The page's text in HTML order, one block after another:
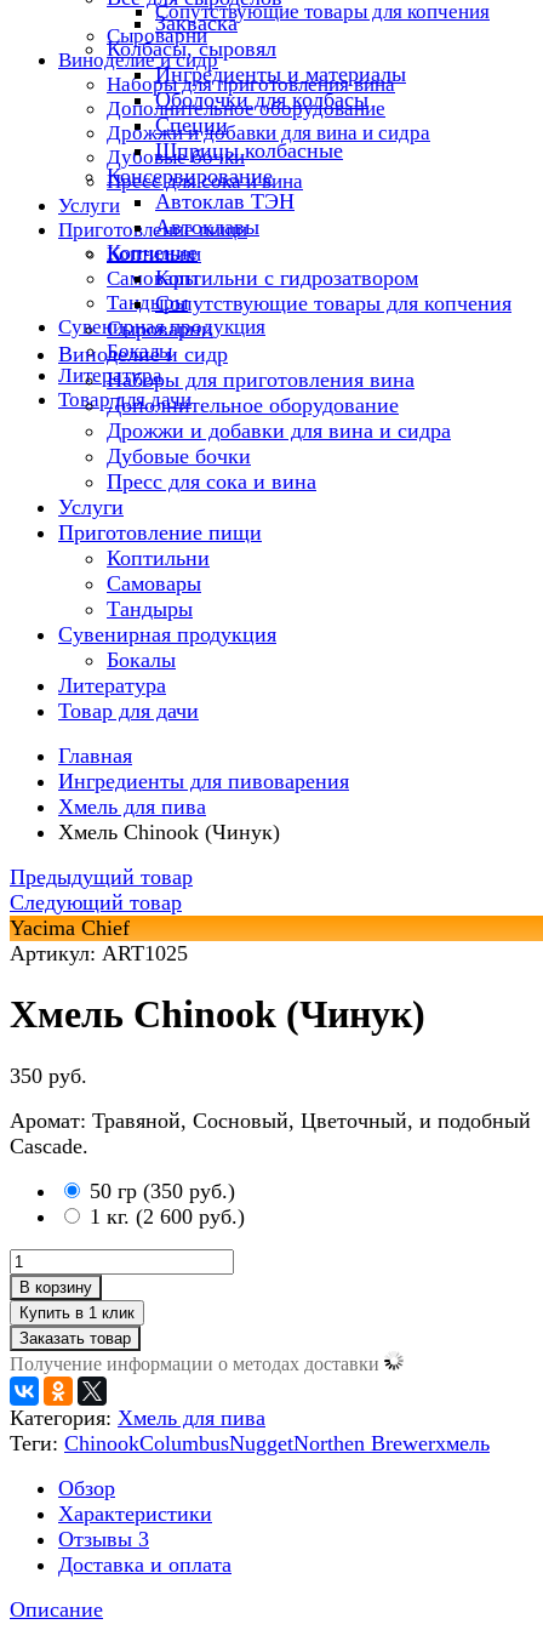
Сопутствующие товары для копчения
Сыроварни
Виноделие и сидр
Наборы для приготовления вина
Дополнительное оборудование
Дрожжи и добавки для вина и сидра
Дубовые бочки
Пресс для сока и вина
Услуги
Приготовление пищи
Коптильни
Самовары
Тандыры
Сувенирная продукция
Бокалы
Литература
Товар для дачи
Закваска
Колбасы, сыровял
Ингредиенты и материалы
Оболочки для колбасы
Специи
Шприцы колбасные
Консервирование
Автоклав ТЭН
Автоклавы
Копчение
Коптильни с гидрозатвором
Сопутствующие товары для копчения
Сыроварни
Виноделие и сидр
Наборы для приготовления вина
Дополнительное оборудование
Дрожжи и добавки для вина и сидра
Дубовые бочки
Пресс для сока и вина
Услуги
Приготовление пищи
Коптильни
Самовары
Тандыры
Сувенирная продукция
Бокалы
Литература
Товар для дачи
Главная
Ингредиенты для пивоварения
Хмель для пива
Хмель Chinook (Чинук)
Предыдущий товар
Следующий товар
Yacima Chief
Артикул: ART1025
Хмель Chinook (Чинук)
350 руб.
Аромат: Травяной, Сосновый, Цветочный, и подобный
Cascade.
50 гр (350 руб.)
1 кг. (2 600 руб.)
В корзину
Заказать товар
Получение информации о методах доставки
Категория: Хмель для пива
Теги: ChinookColumbusNuggetNorthen Brewerхмель
Обзор
Характеристики
Отзывы 3
Доставка и оплата
Описание